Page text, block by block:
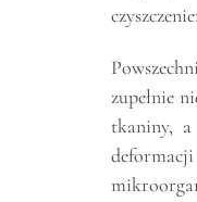
zupełnie
tkaniny, a